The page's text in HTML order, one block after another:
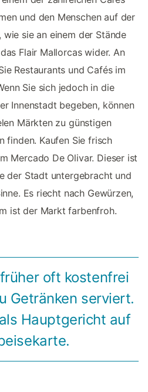
und den Menschen auf der
sie an einem der Stände
Flair Mallorcas wider. An
Restaurants und Cafés im
Sie sich jedoch in die
Innenstadt begeben, können
Märkten zu günstigen
finden. Kaufen Sie frisch
Mercado De Olivar. Dieser ist
der Stadt untergebracht und
Es riecht nach Gewürzen,
ist der Markt farbenfroh.
oft kostenfrei
Getränken serviert.
Hauptgericht auf